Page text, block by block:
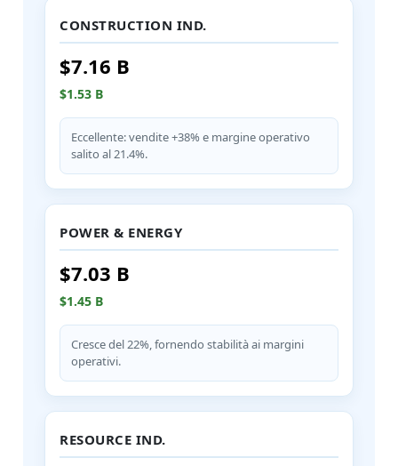
CONSTRUCTION IND.
$7.16 B
$1.53 B
Eccellente: vendite +38% e margine operativo
salito al 21.4%.
POWER & ENERGY
$7.03 B
$1.45 B
Cresce del 22%, fornendo stabilità ai margini
operativi.
RESOURCE IND.